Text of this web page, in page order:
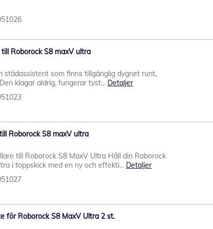
Roborock S8 maxV ultra
städassistent som finns tillgänglig dygnet runt,
klagar aldrig, fungerar tyst... Detaljer
Roborock S8 maxV ultra
till Roborock S8 MaxV Ultra Håll din Roborock
i toppskick med en ny och effekti... Detaljer
för Roborock S8 MaxV Ultra 2 st.